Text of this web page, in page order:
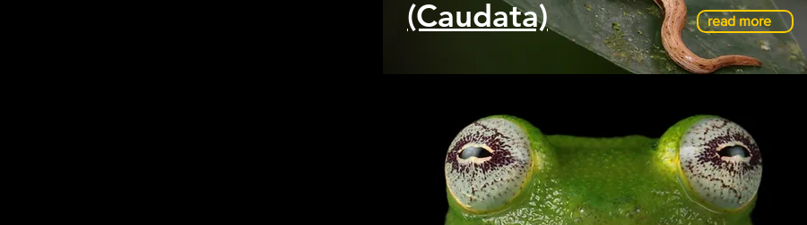
(Caudata)
read more